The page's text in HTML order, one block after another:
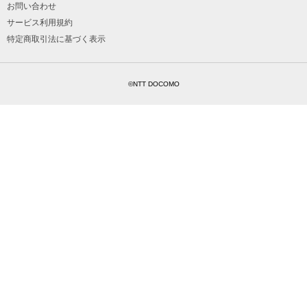
お問い合わせ
サービス利用規約
特定商取引法に基づく表示
©NTT DOCOMO